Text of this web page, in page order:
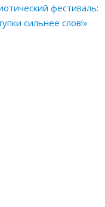
фестиваль:
сильнее слов!»